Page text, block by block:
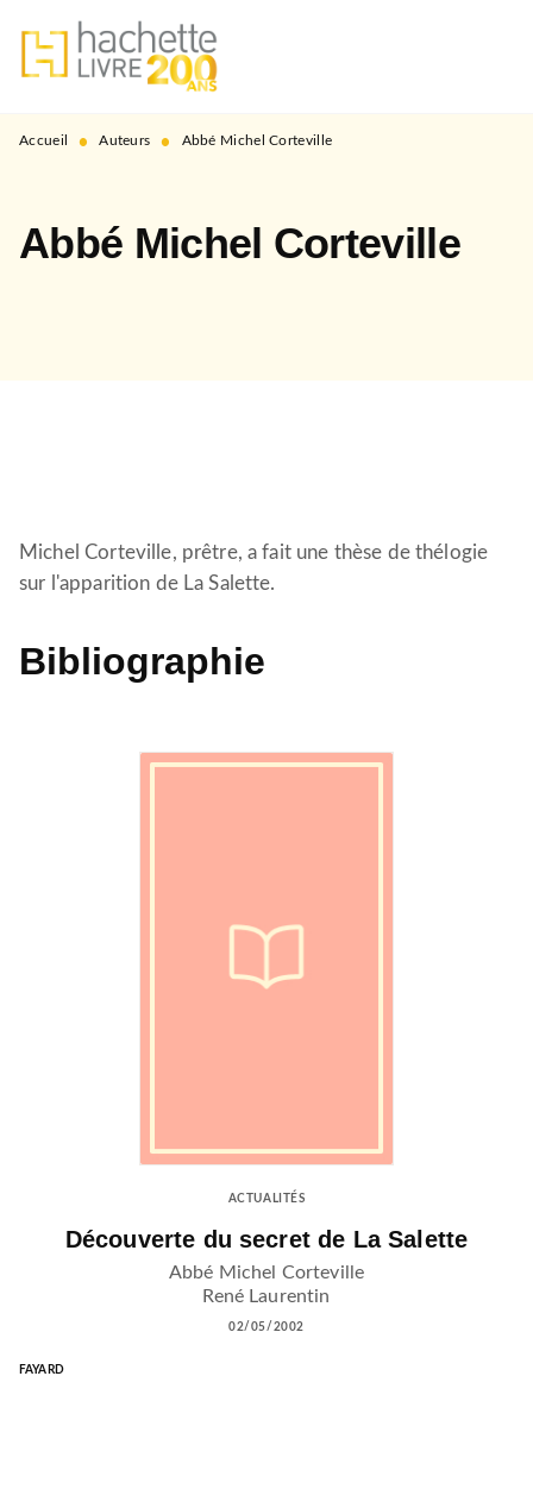
MENU RECHERCHE
PIED DE PAGE
Accueil • Auteurs • Abbé Michel Corteville
Abbé Michel Corteville
Michel Corteville, prêtre, a fait une thèse de thélogie
sur l'apparition de La Salette.
Bibliographie
ACTUALITÉS
Découverte du secret de La Salette
Abbé Michel Corteville
René Laurentin
02/05/2002
FAYARD